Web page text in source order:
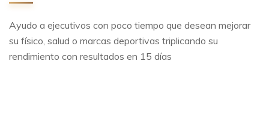
Ayudo a ejecutivos con poco tiempo que desean mejorar
su físico, salud o marcas deportivas triplicando su
rendimiento con resultados en 15 días